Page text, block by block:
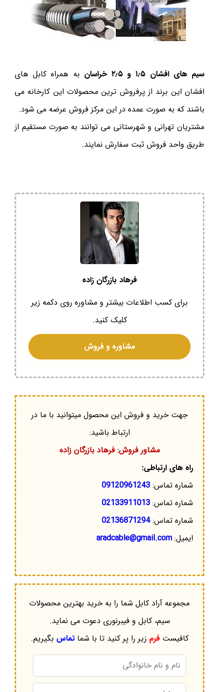
سیم های افشان ۱٫۵ و ۲٫۵ خراسان
به همراه کابل های
افشان این برند از پرفروش ترین محصولات این کارخانه می
باشند که به صورت عمده در این مرکز فروش عرضه می شود.
مشتریان تهرانی و شهرستانی می توانند به صورت مستقیم از
طریق واحد فروش ثبت سفارش نمایند.
فرهاد بازرگان زاده
برای کسب اطلاعات بیشتر و مشاوره روی دکمه زیر
کلیک کنید.
مشاوره و فروش
جهت خرید و فروش این محصول میتوانید با ما در
ارتباط باشید:
مشاور فروش: فرهاد بازرگان زاده
راه های ارتباطی:
شماره تماس: 09120961243
شماره تماس: 02133911013
شماره تماس:02136871294
ایمیل: aradcable@gmail.com
مجموعه آراد کابل شما را به خرید بهترین محصولات
سیم، کابل و فیبرنوری دعوت می نماید.
کافیستفرم زیر را پر کنید تا با شماتماس بگیریم.